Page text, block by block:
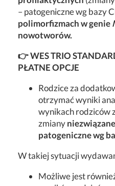
– patogeniczne wg bazy
polimorfizmach w genie
nowotworów.
👉 WES TRIO
PŁATNE OPCJE
Rodzice za
otrzymać wyniki
wynikach rodziców
zmiany
patogeniczne wg
W takiej sytuacji
Możliwe jest